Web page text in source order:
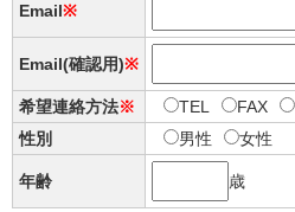
Email※
Email(確認用)※
希望連絡方法※ TEL FAX
性別
男性 女性
年齢 歳